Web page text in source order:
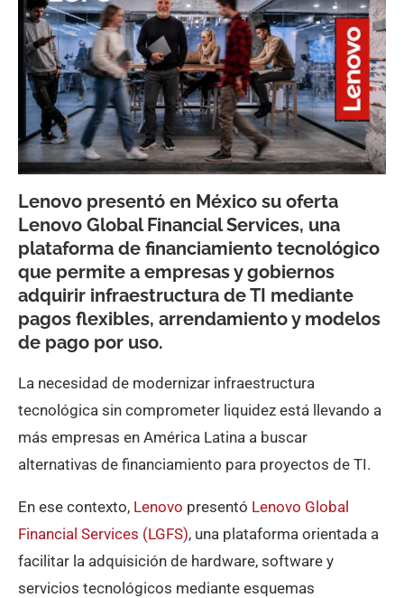
Lenovo presentó en México su oferta
Lenovo Global Financial Services, una
plataforma de financiamiento tecnológico
que permite a empresas y gobiernos
adquirir infraestructura de TI mediante
pagos flexibles, arrendamiento y modelos
de pago por uso.
La necesidad de modernizar infraestructura
tecnológica sin comprometer liquidez está llevando a
más empresas en América Latina a buscar
alternativas de financiamiento para proyectos de TI.
En ese contexto, Lenovo presentó Lenovo Global
Financial Services (LGFS), una plataforma orientada a
facilitar la adquisición de hardware, software y
servicios tecnológicos mediante esquemas